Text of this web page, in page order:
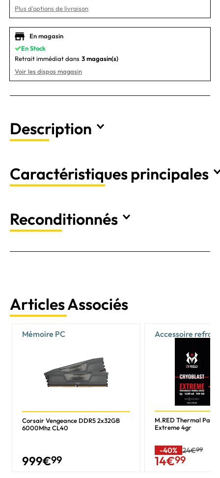
Plus d'options de livraison
En magasin
En Stock
Retrait immédiat dans 3 magasin(s)
Voir les dispos magasin
Description
Caractéristiques principales
Reconditionnés
Articles Associés
Mémoire PC
Corsair Vengeance DDR5 2x32GB
6000Mhz CL40
999€99
Accessoire
M.RED Thermal Paste
Extreme 4gr
-40% 24€99
14€99